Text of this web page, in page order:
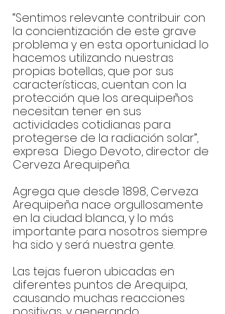
“Sentimos relevante contribuir con
la concientización de este grave
problema y en esta oportunidad lo
hacemos utilizando nuestras
propias botellas, que por sus
características, cuentan con la
protección que los arequipeños
necesitan tener en sus
actividades cotidianas para
protegerse de la radiación solar”,
expresa  Diego Devoto, director de
Cerveza Arequipeña.
Agrega que desde 1898, Cerveza
Arequipeña nace orgullosamente
en la ciudad blanca, y lo más
importante para nosotros siempre
ha sido y será nuestra gente.
Las tejas fueron ubicadas en
diferentes puntos de Arequipa,
causando muchas reacciones